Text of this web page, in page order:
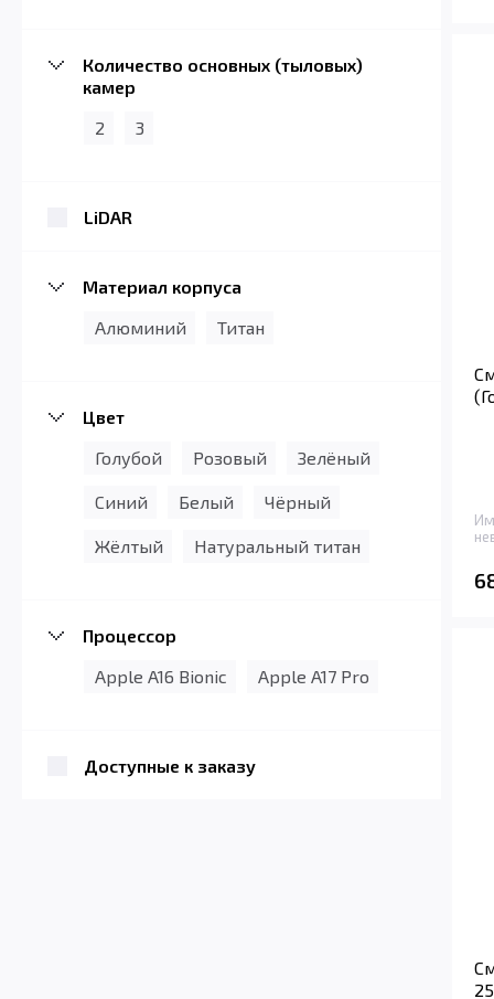
Количество основных (тыловых)
камер
2
3
LiDAR
Материал корпуса
Алюминий
Титан
Цвет
Голубой
Розовый Зелёный
Синий Белый Чёрный
Жёлтый Натуральный титан
Процессор
Apple A16 Bionic
Apple A17 Pro
Доступные к заказу